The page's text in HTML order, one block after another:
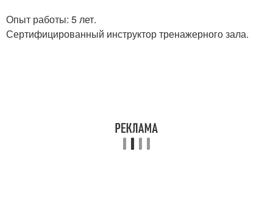
Опыт работы: 5 лет.
Сертифицированный инструктор тренажерного зала.